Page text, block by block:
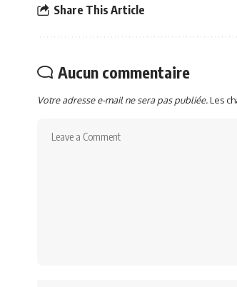
Share This Article
Aucun commentaire
Votre adresse e-mail ne sera pas publiée.Les